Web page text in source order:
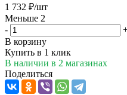
1 732 ₽/шт
Меньше 2
-
В корзину
Купить в 1 клик
В наличии в 2 магазинах
Поделиться